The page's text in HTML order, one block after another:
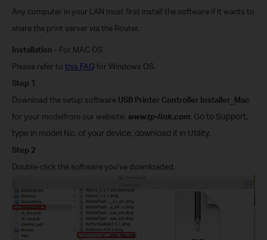
Any computer in your LAN must first install the software if it wants to
share the print server via the Router.
Installation - For MAC OS
Please refer to this FAQ for Windows OS.
Step 1
Download the setup software USB Printer Controller Installer_Mac
for your modelfrom our website: www.tp-link.com. Go to Support,
type in model No. of your device, download it in Utility.
Step 2
Double-click the software you’ve downloaded.